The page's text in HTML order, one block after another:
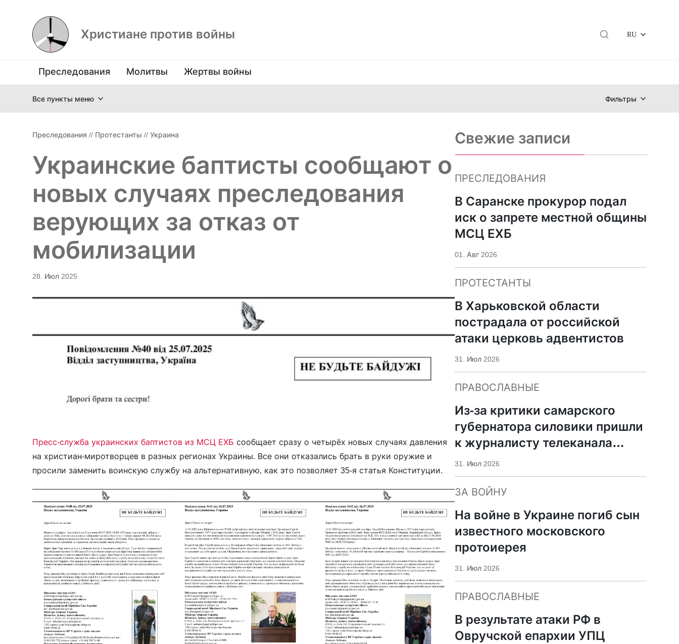
Христиане против войны RU
Преследования Молитвы Жертвы войны
Все пункты меню Фильтры
Преследования // Протестанты // Украина
Украинские баптисты сообщают о
новых случаях преследования
верующих за отказ от
мобилизации
28. Июл 2025
Пресс-служба украинских баптистов из МСЦ ЕХБ сообщает сразу о четырёх новых случаях давления
на христиан-миротворцев в разных регионах Украины. Все они отказались брать в руки оружие и
просили заменить воинскую службу на альтернативную, как это позволяет 35-я статья Конституции.
Свежие записи
ПРЕСЛЕДОВАНИЯ
В Саранске прокурор подал
иск о запрете местной общины
МСЦ ЕХБ
01. Авг 2026
ПРОТЕСТАНТЫ
В Харьковской области
пострадала от российской
атаки церковь адвентистов
31. Июл 2026
ПРАВОСЛАВНЫЕ
Из-за критики самарского
губернатора силовики пришли
к журналисту телеканала
«Царьград»
31. Июл 2026
ЗА ВОЙНУ
На войне в Украине погиб сын
известного московского
протоиерея
31. Июл 2026
ПРАВОСЛАВНЫЕ
В результате атаки РФ в
Овручской епархии УПЦ